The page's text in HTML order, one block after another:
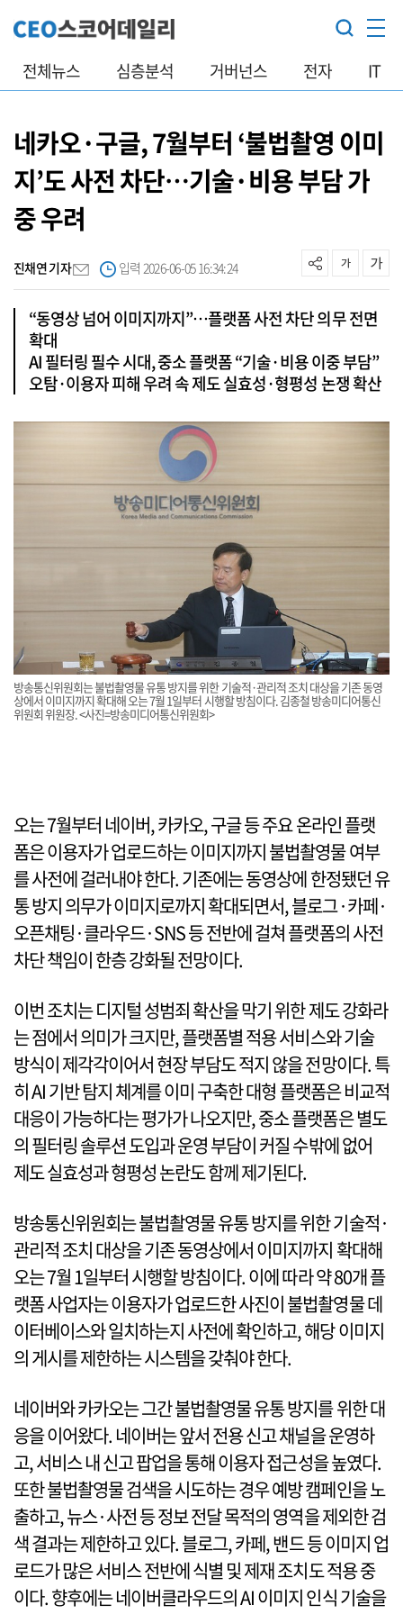
전체뉴스 심층분석 거버넌스 전자 IT
네카오·구글, 7월부터 ‘불법촬영 이미
지’도 사전 차단…기술·비용 부담 가
중 우려
진채연 기자 입력 2026-06-05 16:34:24
“동영상 넘어 이미지까지”…플랫폼 사전 차단 의무 전면
확대
AI 필터링 필수 시대, 중소 플랫폼 “기술·비용 이중 부담”
오탐·이용자 피해 우려 속 제도 실효성·형평성 논쟁 확산
방송통신위원회는 불법촬영물 유통 방지를 위한 기술적·관리적 조치 대상을 기존 동영
상에서 이미지까지 확대해 오는 7월 1일부터 시행할 방침이다. 김종철 방송미디어통신
위원회 위원장. <사진=방송미디어통신위원회>
오는 7월부터 네이버, 카카오, 구글 등 주요 온라인 플랫
폼은 이용자가 업로드하는 이미지까지 불법촬영물 여부
를 사전에 걸러내야 한다. 기존에는 동영상에 한정됐던 유
통 방지 의무가 이미지로까지 확대되면서, 블로그·카페·
오픈채팅·클라우드·SNS 등 전반에 걸쳐 플랫폼의 사전
차단 책임이 한층 강화될 전망이다.
이번 조치는 디지털 성범죄 확산을 막기 위한 제도 강화라
는 점에서 의미가 크지만, 플랫폼별 적용 서비스와 기술
방식이 제각각이어서 현장 부담도 적지 않을 전망이다. 특
히 AI 기반 탐지 체계를 이미 구축한 대형 플랫폼은 비교적
대응이 가능하다는 평가가 나오지만, 중소 플랫폼은 별도
의 필터링 솔루션 도입과 운영 부담이 커질 수밖에 없어
제도 실효성과 형평성 논란도 함께 제기된다.
방송통신위원회는 불법촬영물 유통 방지를 위한 기술적·
관리적 조치 대상을 기존 동영상에서 이미지까지 확대해
오는 7월 1일부터 시행할 방침이다. 이에 따라 약 80개 플
랫폼 사업자는 이용자가 업로드한 사진이 불법촬영물 데
이터베이스와 일치하는지 사전에 확인하고, 해당 이미지
의 게시를 제한하는 시스템을 갖춰야 한다.
네이버와 카카오는 그간 불법촬영물 유통 방지를 위한 대
응을 이어왔다. 네이버는 앞서 전용 신고 채널을 운영하
고, 서비스 내 신고 팝업을 통해 이용자 접근성을 높였다.
또한 불법촬영물 검색을 시도하는 경우 예방 캠페인을 노
출하고, 뉴스·사전 등 정보 전달 목적의 영역을 제외한 검
색 결과는 제한하고 있다. 블로그, 카페, 밴드 등 이미지 업
로드가 많은 서비스 전반에 식별 및 제재 조치도 적용 중
이다. 향후에는 네이버클라우드의 AI 이미지 인식 기술을